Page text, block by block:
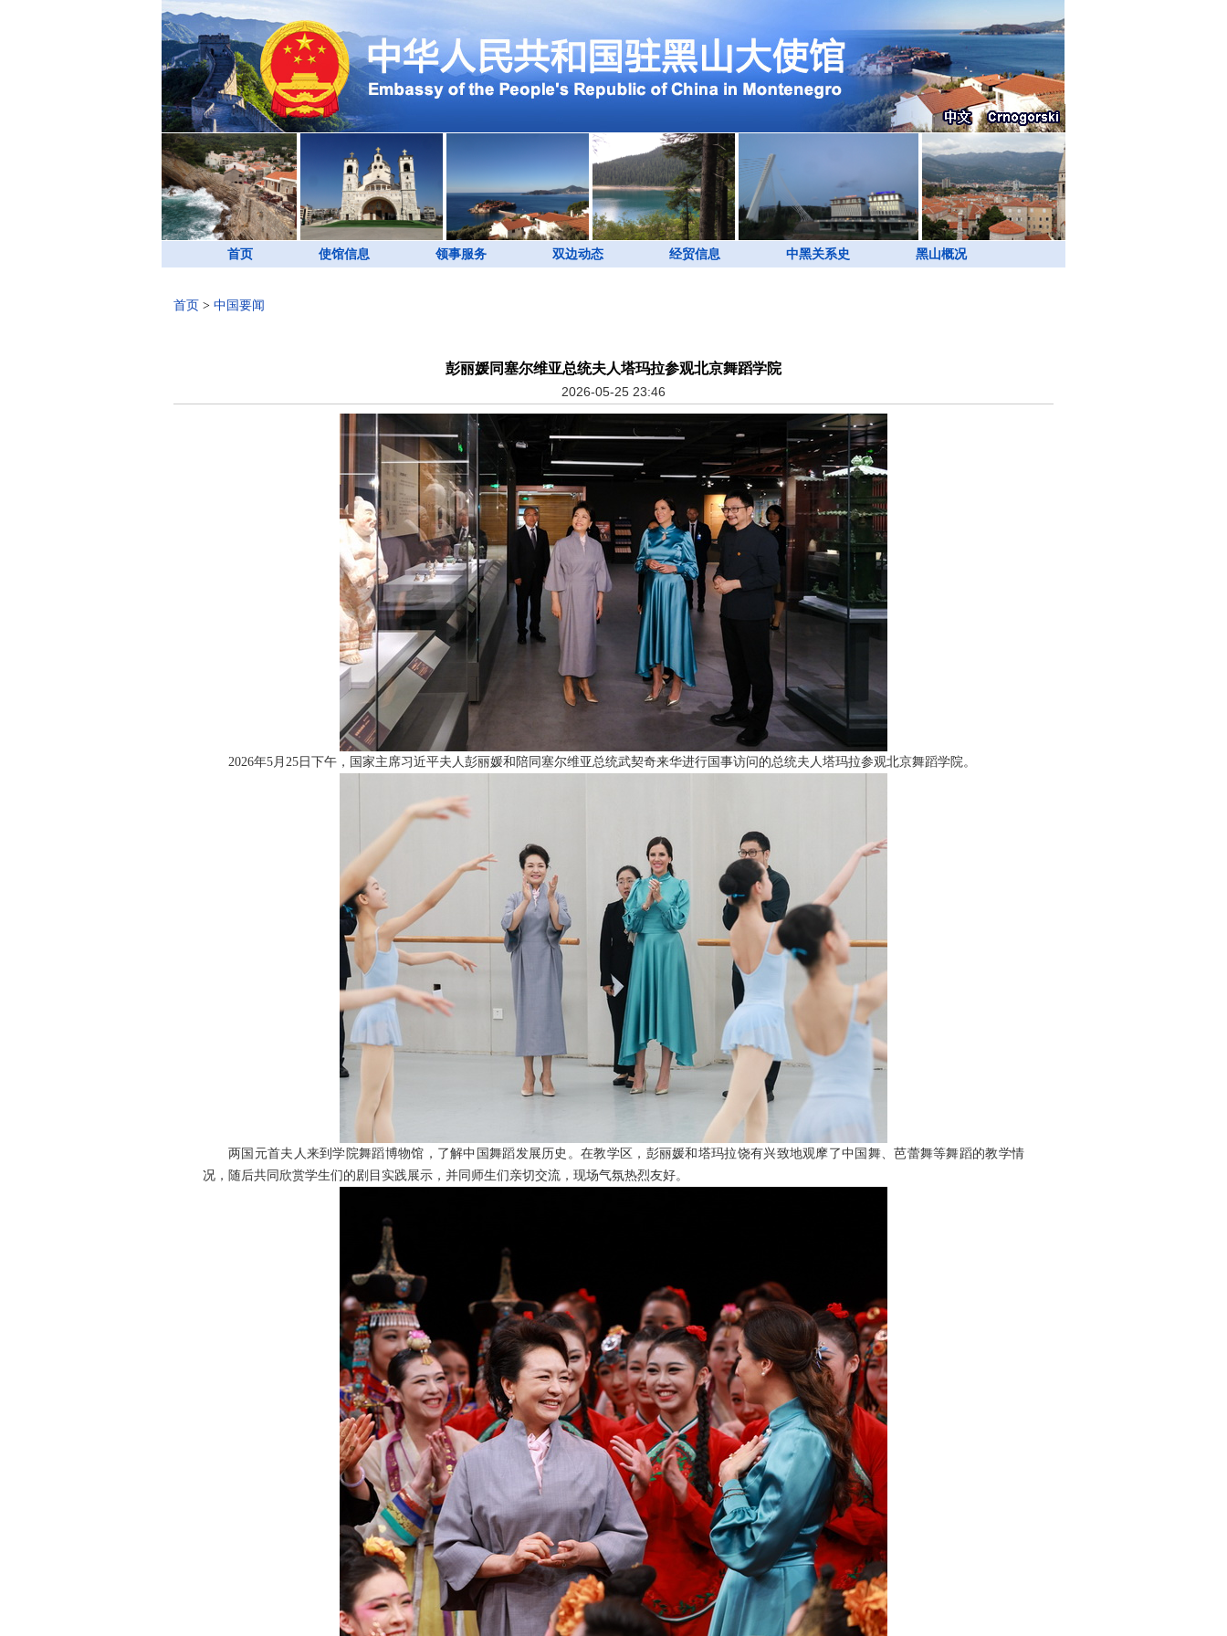
首页 使馆信息 领事服务 双边动态 经贸信息 中黑关系史 黑山概况
首页 > 中国要闻
彭丽媛同塞尔维亚总统夫人塔玛拉参观北京舞蹈学院
2026-05-25 23:46
2026年5月25日下午，国家主席习近平夫人彭丽媛和陪同塞尔维亚总统武契奇来华进行国事访问的总统夫人塔玛拉参观北京舞蹈学院。
两国元首夫人来到学院舞蹈博物馆，了解中国舞蹈发展历史。在教学区，彭丽媛和塔玛拉饶有兴致地观摩了中国舞、芭蕾舞等舞蹈的教学情
况，随后共同欣赏学生们的剧目实践展示，并同师生们亲切交流，现场气氛热烈友好。